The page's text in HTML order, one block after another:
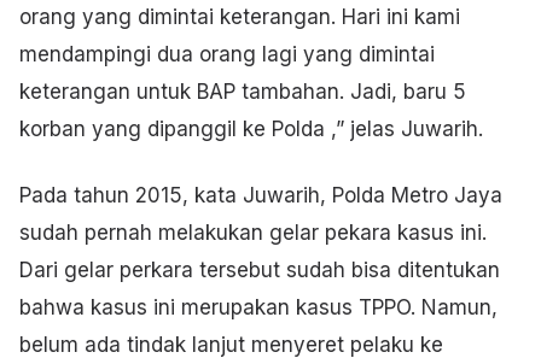
orang yang dimintai keterangan. Hari ini kami
mendampingi dua orang lagi yang dimintai
keterangan untuk BAP tambahan. Jadi, baru 5
korban yang dipanggil ke Polda ,” jelas Juwarih.
Pada tahun 2015, kata Juwarih, Polda Metro Jaya
sudah pernah melakukan gelar pekara kasus ini.
Dari gelar perkara tersebut sudah bisa ditentukan
bahwa kasus ini merupakan kasus TPPO. Namun,
belum ada tindak lanjut menyeret pelaku ke